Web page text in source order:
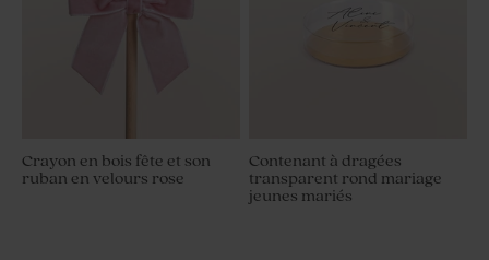
Crayon en bois fête et son
ruban en velours rose
Contenant à dragées
transparent rond mariage
jeunes mariés